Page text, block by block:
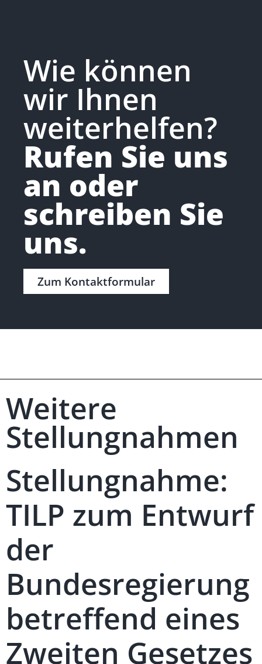
Wie können
wir Ihnen
weiterhelfen?
Rufen Sie uns
an oder
schreiben Sie
uns.
Zum Kontaktformular
Weitere
Stellungnahmen
Stellungnahme:
TILP zum Entwurf
der
Bundesregierung
betreffend eines
Zweiten Gesetzes